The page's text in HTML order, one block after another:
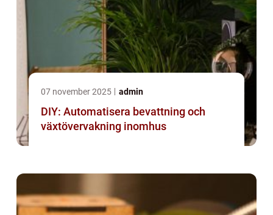
07 november 2025 admin
DIY: Automatisera bevattning och
växtövervakning inomhus